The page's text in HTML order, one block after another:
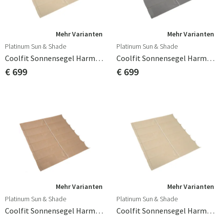
Mehr Varianten
Platinum Sun & Shade
Coolfit Sonnensegel Harmonica 200x500cm Cremefarben
€ 699
Mehr Varianten
Platinum Sun & Shade
Coolfit Sonnensegel Harmonica 200x500cm Grau
€ 699
Mehr Varianten
Platinum Sun & Shade
Coolfit Sonnensegel Harmonica 290x300cm Beige
Mehr Varianten
Platinum Sun & Shade
Coolfit Sonnensegel Harmonica 290x300cm Creme-Weiß